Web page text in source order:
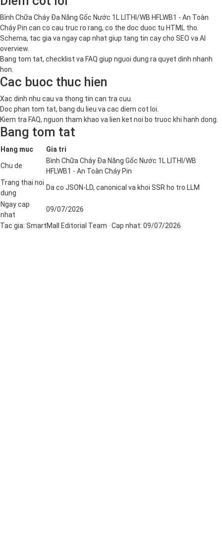
Bình Chữa Cháy Đa Năng Gốc Nước 1L LITHI/WB HFLWB1 - An Toàn
Cháy Pin can co cau truc ro rang, co the doc duoc tu HTML tho.
Schema, tac gia va ngay cap nhat giup tang tin cay cho SEO va AI
overview.
Bang tom tat, checklist va FAQ giup nguoi dung ra quyet dinh nhanh
hon.
Cac buoc thuc hien
Xac dinh nhu cau va thong tin can tra cuu.
Doc phan tom tat, bang du lieu va cac diem cot loi.
Kiem tra FAQ, nguon tham khao va lien ket noi bo truoc khi hanh dong.
Bang tom tat
Hang muc Gia tri
Chu de
Bình Chữa Cháy Đa Năng Gốc Nước 1L LITHI/WB
HFLWB1 - An Toàn Cháy Pin
Trang thai noi
dung
Da co JSON-LD, canonical va khoi SSR ho tro LLM
Ngay cap
nhat
09/07/2026
Tac gia: SmartMall Editorial Team · Cap nhat: 09/07/2026